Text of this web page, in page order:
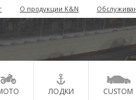
О продукции K&N
ЛОДКИ CUSTOM